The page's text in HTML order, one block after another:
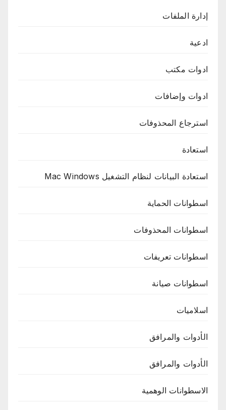
إدارة الملفات
ادعية
ادوات مكتب
ادوات وإضافات
استرجاع المحذوفات
استعادة
استعادة البيانات لنظام التشغيل Mac Windows
اسطوانات الحماية
اسطوانات المحذوفات
اسطوانات تعريفات
اسطوانات صيانة
اسلاميات
الأدوات والمرافق
الأدوات والمرافق
الاسطوانات الوهمية